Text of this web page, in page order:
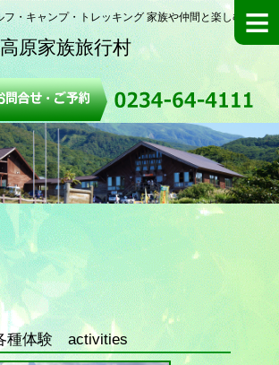
フ・キャンプ・トレッキング 家族や仲間と楽しむ施設
原家族旅行村
種体験 activities
≡